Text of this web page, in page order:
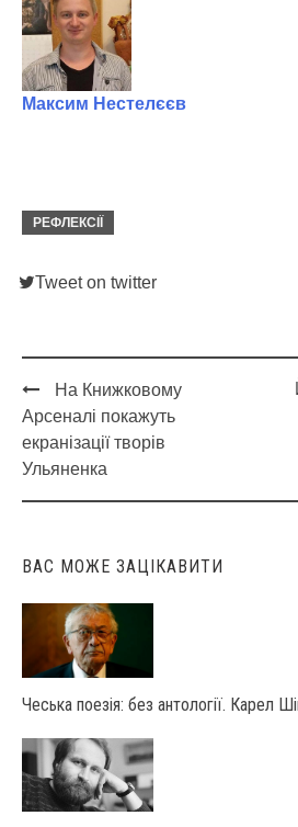
Максим Нестелєєв
РЕФЛЕКСІЇ
Tweet on twitter
Post
navigation
На Книжковому
Арсеналі покажуть
екранізації творів
Ульяненка
ВАС МОЖЕ ЗАЦІКАВИТИ
Чеська поезія: без антології. Карел